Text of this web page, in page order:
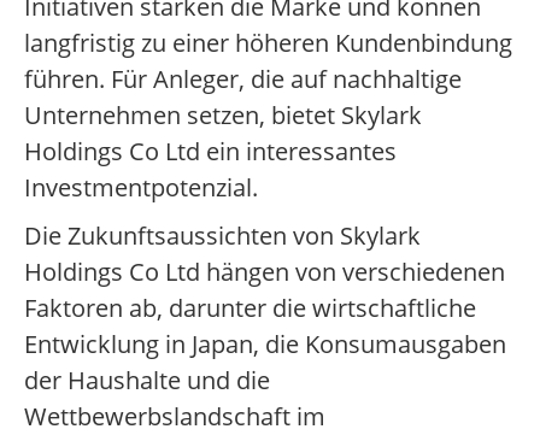
Initiativen stärken die Marke und können
langfristig zu einer höheren Kundenbindung
führen. Für Anleger, die auf nachhaltige
Unternehmen setzen, bietet Skylark
Holdings Co Ltd ein interessantes
Investmentpotenzial.
Die Zukunftsaussichten von Skylark
Holdings Co Ltd hängen von verschiedenen
Faktoren ab, darunter die wirtschaftliche
Entwicklung in Japan, die Konsumausgaben
der Haushalte und die
Wettbewerbslandschaft im